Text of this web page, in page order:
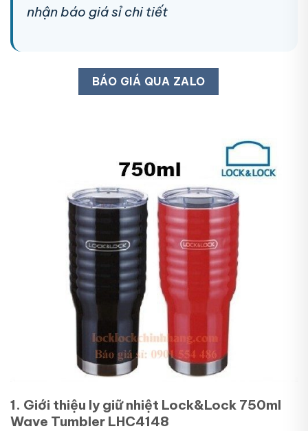
nhận báo giá sỉ chi tiết
BÁO GIÁ QUA ZALO
1. Giới thiệu ly giữ nhiệt Lock&Lock 750ml
Wave Tumbler LHC4148